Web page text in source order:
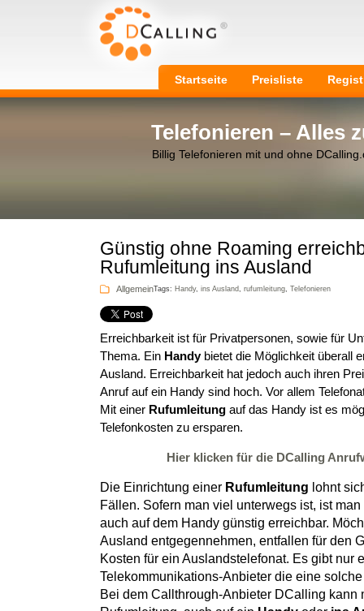
Startseite Preisliste
Telefonieren – Alles
Billig Telefonieren mit und ohne
Günstig ohne Roaming
Rufumleitung ins Ausland
Tags: Handy, ins Ausland, rufumleitung, Telefonieren
Allgemein
Erreichbarkeit ist für Privatpersonen, sowie für
Thema. Ein Handybietet die Möglichkeit überall
Ausland. Erreichbarkeit hat jedoch auch ihren
Anruf auf ein Handy sind hoch. Vor allem
Mit einer Rufumleitung auf das Handy ist es
Telefonkosten zu ersparen.
Hier klicken für die DCalling
Die Einrichtung einer Rufumleitung lohnt
Fällen. Sofern man viel unterwegs ist, ist
auch auf dem Handy günstig erreichbar.
Ausland entgegennehmen, entfallen für den
Kosten für ein Auslandstelefonat. Es gibt nur
Telekommunikations-Anbieter die eine
Bei dem Callthrough-Anbieter DCalling kann